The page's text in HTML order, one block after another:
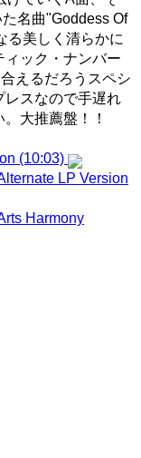
名曲"Goddess Of
る美しく清らかに
ック・ナンバー
えるだろうスペシ
レスなので手遅れ
大推薦盤！！
(10:03)
LP Version
Harmony